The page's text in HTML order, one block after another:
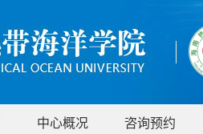
中心概况 咨询预约